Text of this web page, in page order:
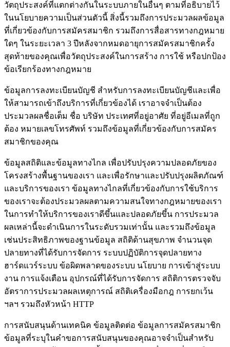
วัตถุประสงค์ที่แตกต่างกันในระบบภายในอื่นๆ ตามที่อธิบายไว้
ในนโยบายความเป็นส่วนตัวนี้ สิ่งนี้รวมถึงการประมวลผลข้อมูล
ที่เกี่ยวข้องกับการสมัครสมาชิก รวมถึงการสื่อสารทางกฎหมาย
ใดๆ ในระยะเวลา 3 ปีหลังจากหมดอายุการสมัครสมาชิกครั้ง
สุดท้ายของคุณเพื่อวัตถุประสงค์ในการสร้าง การใช้ หรือปกป้อง
ข้อเรียกร้องทางกฎหมาย
ข้อมูลการลงทะเบียนบัญชี สําหรับการลงทะเบียนบัญชีและเพื่อ
ให้สามารถเข้าถึงบริการที่เกี่ยวข้องได้ เราอาจจําเป็นต้อง
ประมวลผลชื่อเต็ม ชื่อ บริษัท ประเทศที่อยู่อาศัย ที่อยู่อีเมลที่ถูก
ต้อง หมายเลขโทรศัพท์ รวมถึงข้อมูลที่เกี่ยวข้องกับการสมัคร
สมาชิกของคุณ
ข้อมูลสถิติและข้อมูลทางไกล เพื่อปรับปรุงความปลอดภัยของ
โครงสร้างพื้นฐานของเรา และเพื่อรักษาและปรับปรุงผลิตภัณฑ์
และบริการของเรา ข้อมูลทางไกลที่เกี่ยวข้องกับการใช้บริการ
ของเราจะต้องประมวลผลตามความสนใจทางกฎหมายของเรา
ในการทําให้บริการของเราดีขึ้นและปลอดภัยขึ้น การประมวล
ผลเหล่านี้จะดําเนินการในระดับรวมเท่านั้น และรวมถึงข้อมูล
เช่นประสิทธิภาพของฐานข้อมูล สถิติด้านสุขภาพ จํานวนจุด
ปลายทางที่ได้รับการจัดการ ระบบปฏิบัติการจุดปลายทาง
ฮาร์ดแวร์ระบบ ข้อผิดพลาดของระบบ นโยบาย การเข้าสู่ระบบ
งาน การแจ้งเตือน อุปกรณ์ที่ได้รับการจัดการ สถิติการตรวจจับ
อัตราการประมวลผลเหตุการณ์ สถิติเครื่องมือกฎ การยกเว้น
ฯลฯ รวมถึงหัวหน้า HTTP
การสนับสนุนด้านเทคนิค ข้อมูลติดต่อ ข้อมูลการสมัครสมาชิก
ข้อมูลที่ระบุในคําขอการสนับสนุนของคุณอาจจําเป็นสําหรับ